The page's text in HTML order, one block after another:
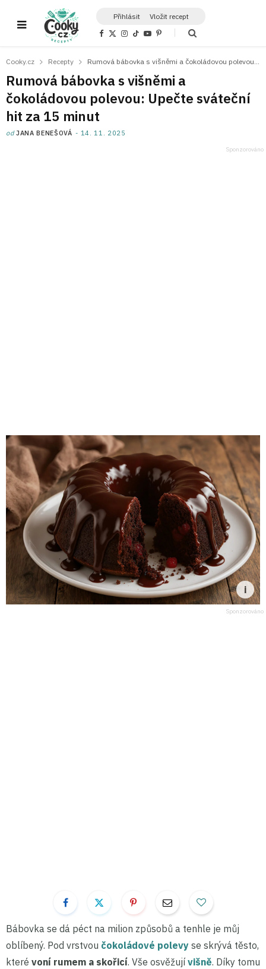
Přihlásit Vložit recept
F
b
o
k
X
i
e
r
)
I
a
r
a
m
T
o
Y
u
e
P
e
e
s
t
Cooky.cz Recepty
Rumová bábovka s višněmi a
čokoládovou polevou: Upečte sváteční
hit za 15 minut
odJANA BENEŠOVÁ 14. 11. 2025
Bábovka se dá péct na milion způsobů a tenhle je můj
oblíbený. Pod vrstvou čokoládové polevy se skrývá těsto,
které voní rumem a skořicí. Vše osvěžují višně. Díky tomu